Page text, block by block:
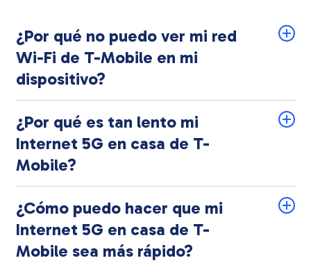
¿Por qué no puedo ver mi red
Wi-Fi de T-Mobile en mi
dispositivo?
¿Por qué es tan lento mi
Internet 5G en casa de T-
Mobile?
¿Cómo puedo hacer que mi
Internet 5G en casa de T-
Mobile sea más rápido?